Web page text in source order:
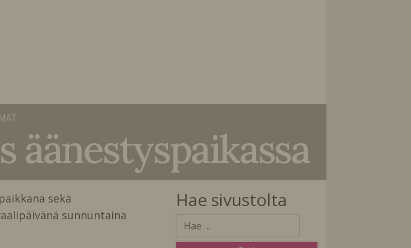
äänestyspaikassa
sekä
sunnuntaina
Hae sivustolta